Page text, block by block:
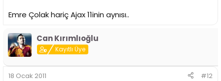
Emre Çolak hariç Ajax 11inin aynısı..
Can Kırımlıoğlu
Kayıtlı Üye
18 Ocak 2011 #12